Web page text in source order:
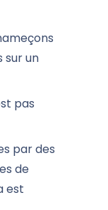
sur un
pas
par des
de
est